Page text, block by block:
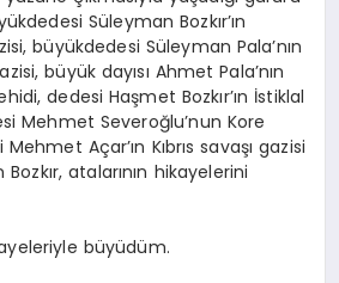
Süleyman Bozkır’ın
büyükdedesi Süleyman Pala’nın
büyük dayısı Ahmet Pala’nın
dedesi Haşmet Bozkır’ın İstiklal
Mehmet Severoğlu’nun Kore
Açar’ın Kıbrıs savaşı gazisi
atalarının hikayelerini
büyüdüm.